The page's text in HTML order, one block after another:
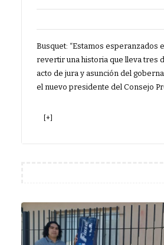
Busquet: “Estamos esperanzados
revertir una historia que lleva tres
acto de jura y asunción del
el nuevo presidente del Consejo
[+]